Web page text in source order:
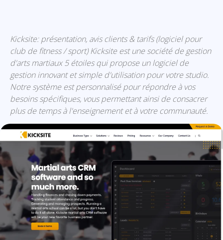
Kicksite: présentation, avis clients & tarifs (logiciel pour
club de fitness / sport) Kicksite est une société de gestion
d'arts martiaux 5 étoiles qui propose un logiciel de
gestion innovant et simple d'utilisation pour votre studio.
Notre système est personnalisé pour répondre à vos
besoins spécifiques, vous permettant ainsi de consacrer
plus de temps à l'enseignement et à votre communauté.